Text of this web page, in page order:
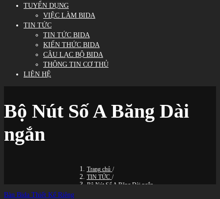
TUYỂN DỤNG
VIỆC LÀM BIDA
TIN TỨC
TIN TỨC BIDA
KIẾN THỨC BIDA
CÂU LẠC BỘ BIDA
THÔNG TIN CƠ THỦ
LIÊN HỆ
Bộ Nút Số A Băng Dài
ngắn
Trang chủ /
TIN TỨC /
Bộ Nút Số A Băng Dài ngắn
Bàn Bida Thiết Kế Riêng